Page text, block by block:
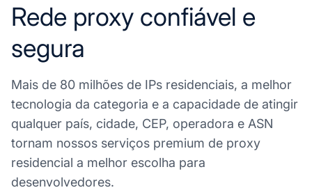
Rede proxy confiável e
segura
Mais de 80 milhões de IPs residenciais, a melhor
tecnologia da categoria e a capacidade de atingir
qualquer país, cidade, CEP, operadora e ASN
tornam nossos serviços premium de proxy
residencial a melhor escolha para
desenvolvedores.